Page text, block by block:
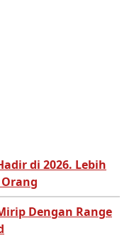
di 2026. Lebih
Dengan Range